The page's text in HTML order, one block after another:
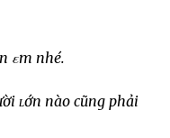
εm nhé.
ʟớn nào cũng phải